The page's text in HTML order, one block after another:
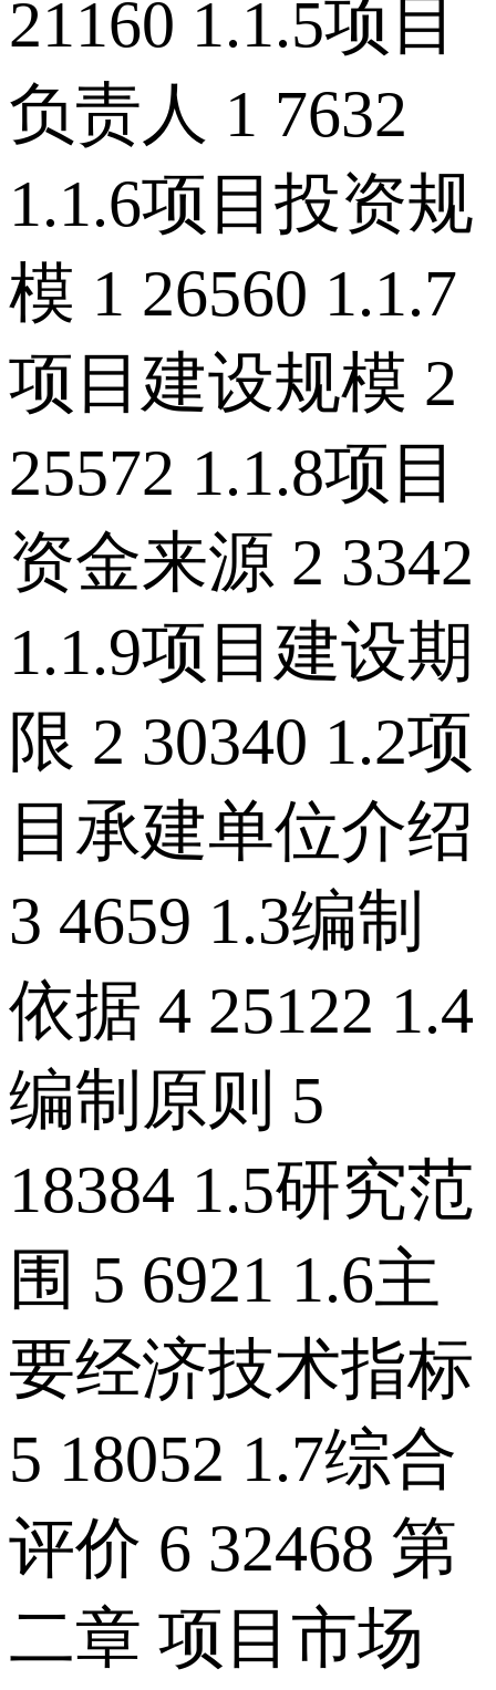
21160 1.1.5项目
负责人 1 7632
1.1.6项目投资规
模 1 26560 1.1.7
项目建设规模 2
25572 1.1.8项目
资金来源 2 3342
1.1.9项目建设期
限 2 30340 1.2项
目承建单位介绍
3 4659 1.3编制
依据 4 25122 1.4
编制原则 5
18384 1.5研究范
围 5 6921 1.6主
要经济技术指标
5 18052 1.7综合
评价 6 32468 第
二章 项目市场